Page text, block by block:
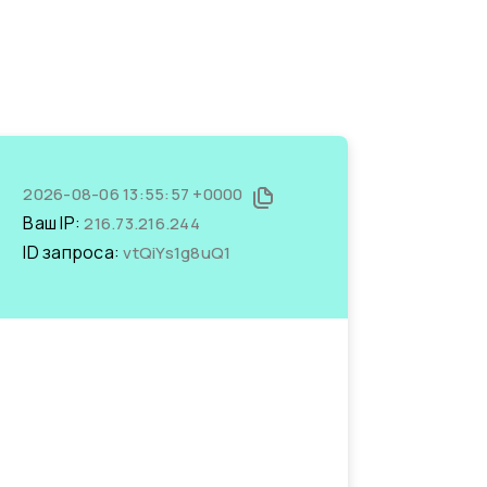
2026-08-06 13:55:57 +0000
Ваш IP:216.73.216.244
ID запроса:vtQiYs1g8uQ1